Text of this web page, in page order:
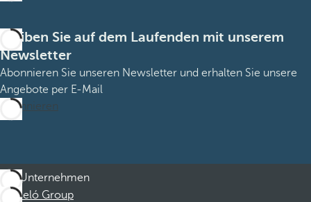
Bleiben Sie auf dem Laufenden mit unserem
Newsletter
Abonnieren Sie unseren Newsletter und erhalten Sie unsere
Angebote per E-Mail
Abonnieren
Unternehmen
Barceló Group